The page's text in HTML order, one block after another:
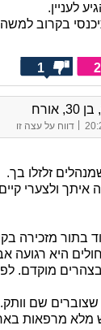
לעניין.
בקרוב
2
1
| דווח על עצה זו
זלזלו בך.
איתך ולצערי
בתור מזכירה
היא רגועה
מוקדם.
שצוברים שם וותק.
מלא מרפאות